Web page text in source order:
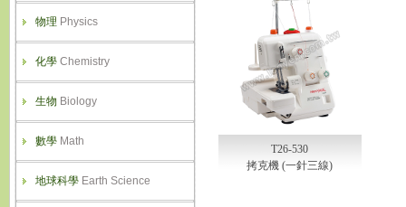
物理 Physics
化學 Chemistry
生物 Biology
數學 Math
地球科學 Earth Science
T26-530
拷克機 (一針三線)